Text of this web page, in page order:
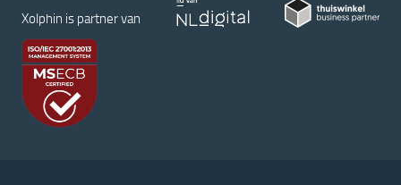
Xolphin is partner van